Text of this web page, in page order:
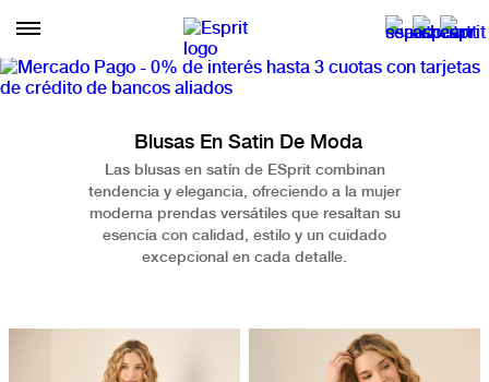
Blusas En Satin De Moda
Las blusas en satín de ESprit combinan
tendencia y elegancia, ofreciendo a la mujer
moderna prendas versátiles que resaltan su
esencia con calidad, estilo y un cuidado
excepcional en cada detalle.